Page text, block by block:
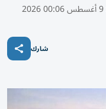
9 أغسطس 00:06 2026
شارك